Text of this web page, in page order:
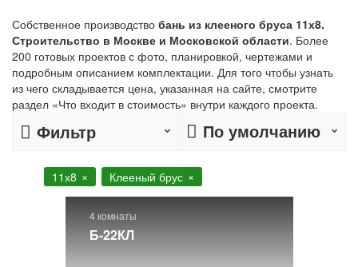
Собственное производство бань из клееного бруса 11х8.
Строительство в Москве и Московской области. Более
200 готовых проектов с фото, планировкой, чертежами и
подробным описанием комплектации. Для того чтобы узнать
из чего складывается цена, указанная на сайте, смотрите
раздел «Что входит в стоимость» внутри каждого проекта.
Фильтр По умолчанию
11х8 Клееный брус
4 комнаты
Б-22КЛ